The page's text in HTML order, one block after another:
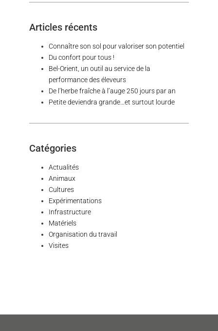
Articles récents
Connaître son sol pour valoriser son potentiel
Du confort pour tous !
Bel-Orient, un outil au service de la
performance des éleveurs
De l’herbe fraîche à l’auge 250 jours par an
Petite deviendra grande…et surtout lourde
Catégories
Actualités
Animaux
Cultures
Expérimentations
Infrastructure
Matériels
Organisation du travail
Visites